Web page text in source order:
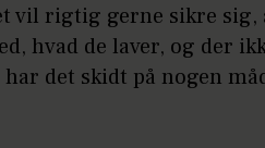
vil rigtig gerne sikre sig,
hvad de laver, og der
det skidt på nogen